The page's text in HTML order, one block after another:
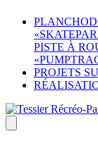
PISTE À
PROJETS